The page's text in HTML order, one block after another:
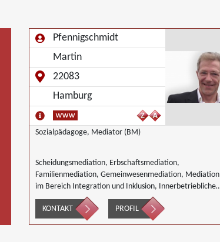
Pfennigschmidt
Martin
22083
Hamburg
Sozialpädagoge, Mediator (BM)
Scheidungsmediation, Erbschaftsmediation,
Familienmediation, Gemeinwesenmediation, Mediation
im Bereich Integration und Inklusion, Innerbetriebliche
Mediation, Interkulturelle Mediation, Mediation in IT-
Software- Outsourcing-Konflikten, Mediation von
Generationskonflikten, Mediation bei
KONTAKT PROFIL